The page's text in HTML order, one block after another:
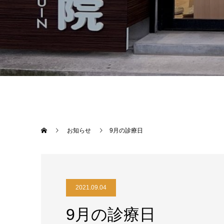
お知らせ 9月の診療日
2021.09.04
9月の診療日